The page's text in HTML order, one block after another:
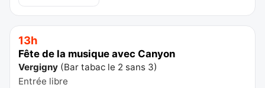
13h
Fête de la musique avec Canyon
Vergigny (Bar tabac le 2 sans 3)
Entrée libre